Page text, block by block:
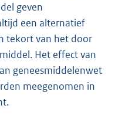
geven
een alternatief
tekort van het door
Het effect van
geneesmiddelenwet
meegenomen in